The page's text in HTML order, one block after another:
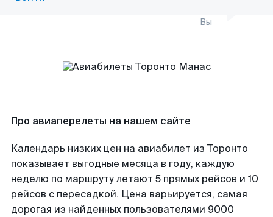
Вы
Про авиаперелеты на нашем сайте
Календарь низких цен на авиабилет из Торонто
показывает выгодные месяца в году, каждую
неделю по маршруту летают 5 прямых рейсов и 10
рейсов с пересадкой. Цена варьируется, самая
дорогая из найденных пользователями 9000